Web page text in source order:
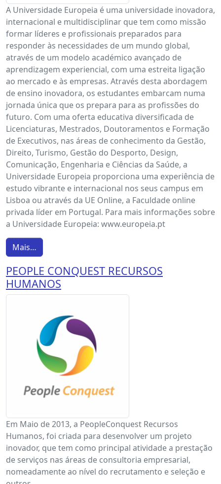
A Universidade Europeia é uma universidade inovadora,
internacional e multidisciplinar que tem como missão
formar líderes e profissionais preparados para
responder às necessidades de um mundo global,
através de um modelo académico avançado de
aprendizagem experiencial, com uma estreita ligação
ao mercado e às empresas. Através desta abordagem
de ensino inovadora, os estudantes embarcam numa
jornada única que os prepara para as profissões do
futuro. Com uma oferta educativa diversificada de
Licenciaturas, Mestrados, Doutoramentos e Formação
de Executivos, nas áreas de conhecimento da Gestão,
Direito, Turismo, Gestão do Desporto, Design,
Comunicação, Engenharia e Ciências da Saúde, a
Universidade Europeia proporciona uma experiência de
estudo vibrante e internacional nos seus campus em
Lisboa ou através da UE Online, a Faculdade online
privada líder em Portugal. Para mais informações sobre
a Universidade Europeia: www.europeia.pt
Mais…
PEOPLE CONQUEST RECURSOS
HUMANOS
Em Maio de 2013, a PeopleConquest Recursos
Humanos, foi criada para desenvolver um projeto
inovador, que tem como principal atividade a prestação
de serviços nas áreas de consultoria empresarial,
nomeadamente ao nível do recrutamento e seleção e